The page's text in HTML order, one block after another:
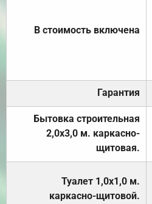
В стоимость включена
Гарантия
Бытовка строительная
2,0х3,0 м. каркасно-
щитовая.
Туалет 1,0х1,0 м.
каркасно-щитовой.